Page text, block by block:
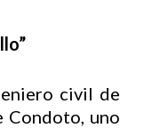
civil de
Condoto, uno